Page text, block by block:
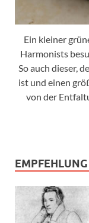
Ein kleiner
Harmonists
So auch dieser,
ist und einen
von der